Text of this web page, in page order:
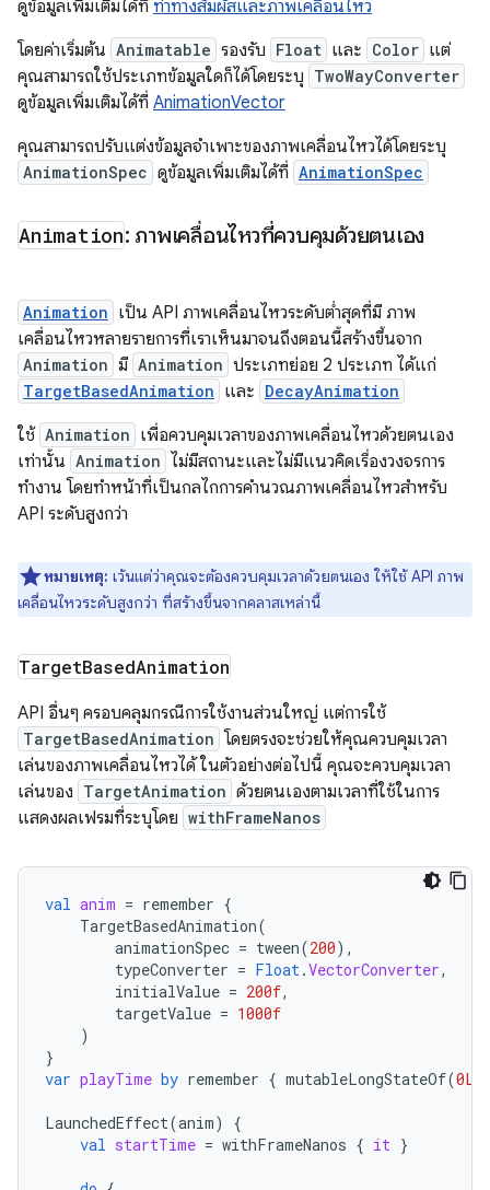
ดูข้อมูลเพิ่มเติมได้ที่ ท่าทางสัมผัสและภาพเคลื่อนไหว
โดยค่าเริ่มต้น Animatable รองรับ Float และ Color แต่
คุณสามารถใช้ประเภทข้อมูลใดก็ได้โดยระบุ TwoWayConverter
ดูข้อมูลเพิ่มเติมได้ที่ AnimationVector
คุณสามารถปรับแต่งข้อมูลจำเพาะของภาพเคลื่อนไหวได้โดยระบุ
AnimationSpec ดูข้อมูลเพิ่มเติมได้ที่ AnimationSpec
Animation: ภาพเคลื่อนไหวที่ควบคุมด้วยตนเอง
Animation เป็น API ภาพเคลื่อนไหวระดับต่ำสุดที่มี ภาพ
เคลื่อนไหวหลายรายการที่เราเห็นมาจนถึงตอนนี้สร้างขึ้นจาก
Animation มี Animation ประเภทย่อย 2 ประเภท ได้แก่
TargetBasedAnimation และ DecayAnimation
ใช้ Animation เพื่อควบคุมเวลาของภาพเคลื่อนไหวด้วยตนเอง
เท่านั้น Animation ไม่มีสถานะและไม่มีแนวคิดเรื่องวงจรการ
ทำงาน โดยทำหน้าที่เป็นกลไกการคำนวณภาพเคลื่อนไหวสำหรับ
API ระดับสูงกว่า
หมายเหตุ: เว้นแต่ว่าคุณจะต้องควบคุมเวลาด้วยตนเอง ให้ใช้ API ภาพ
เคลื่อนไหวระดับสูงกว่า ที่สร้างขึ้นจากคลาสเหล่านี้
TargetBasedAnimation
API อื่นๆ ครอบคลุมกรณีการใช้งานส่วนใหญ่ แต่การใช้
TargetBasedAnimation โดยตรงจะช่วยให้คุณควบคุมเวลา
เล่นของภาพเคลื่อนไหวได้ ในตัวอย่างต่อไปนี้ คุณจะควบคุมเวลา
เล่นของ TargetAnimation ด้วยตนเองตามเวลาที่ใช้ในการ
แสดงผลเฟรมที่ระบุโดย withFrameNanos
val anim = remember {
TargetBasedAnimation(
animationSpec = tween(200),
typeConverter = Float.VectorConverter,
initialValue = 200f,
targetValue = 1000f
)
}
var playTime by remember { mutableLongStateOf(0L
LaunchedEffect(anim)
{
val startTime = withFrameNanos { it }